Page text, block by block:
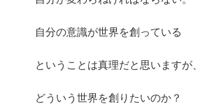
自分の意識が世界を創っている
ということは真理だと思いますが、
どういう世界を創りたいのか？